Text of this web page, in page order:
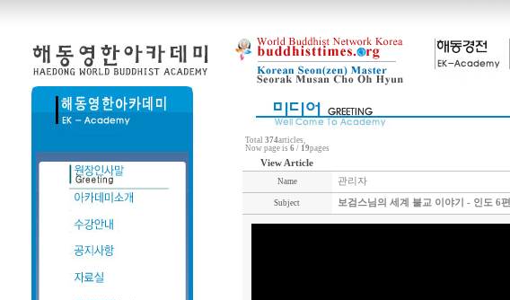
Total 374articles,
Now page is 6 / 19pages
View Article
Name 관리자
Subject 보검스님의 세계 불교 이야기 - 인도 6편